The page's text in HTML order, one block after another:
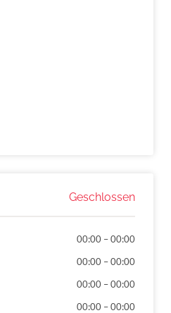
Geschlossen
00:00 –00:00
00:00 –00:00
00:00 –00:00
00:00 –00:00